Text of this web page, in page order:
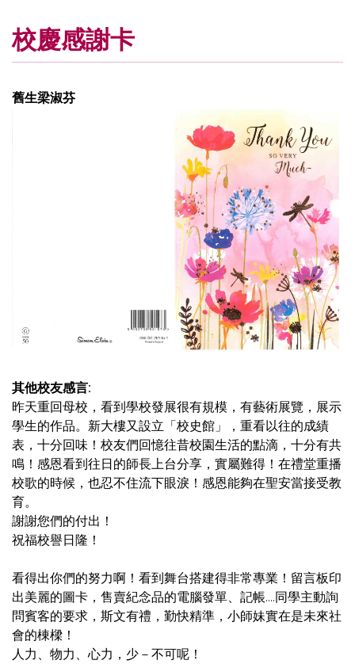
校慶感謝卡
舊生梁淑芬
其他校友感言:
昨天重回母校，看到學校發展很有規模，有藝術展覽，展示
學生的作品。新大樓又設立「校史館」，重看以往的成績
表，十分回味！校友們回憶往昔校園生活的點滴，十分有共
鳴！感恩看到往日的師長上台分享，實屬難得！在禮堂重播
校歌的時候，也忍不住流下眼淚！感恩能夠在聖安當接受教
育。
謝謝您們的付出！
祝福校譽日隆！
看得出你們的努力啊！看到舞台搭建得非常專業！留言板印
出美麗的圖卡，售賣紀念品的電腦發單、記帳….同學主動詢
問賓客的要求，斯文有禮，勤快精準，小師妹實在是未來社
會的棟樑！
人力、物力、心力，少－不可呢！